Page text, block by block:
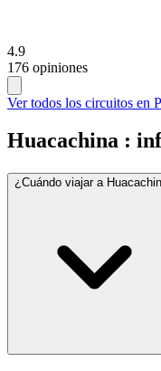
4.9
176 opiniones
Ver todos los circuitos en
Huacachina :
¿Cuándo viajar a